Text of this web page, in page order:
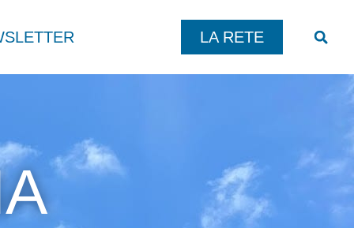
LA RETE